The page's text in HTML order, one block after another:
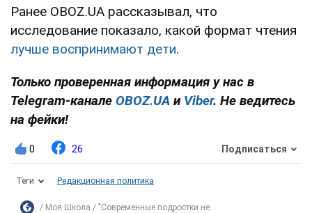
Ранее OBOZ.UA рассказывал, что
исследование показало, какой формат чтения
лучше воспринимают дети.
Только проверенная информация у нас в
Telegram-канале OBOZ.UA и Viber. Не ведитесь
на фейки!
0 26 Подписаться
Теги Редакционная политика
Моя Школа "Современные подростки не...